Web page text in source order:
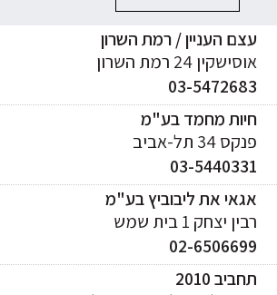
העניין / רמת השרון
24 רמת השרון
03-
מחמד בע"מ
34 תל-אביב
03-
את ליבוביץ בע"מ
יצחק 1 בית שמש
02-
2010